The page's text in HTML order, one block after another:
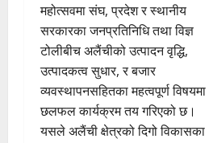
महोत्सवमा संघ, प्रदेश र स्थानीय
सरकारका जनप्रतिनिधि तथा विज्ञ
टोलीबीच अलैंचीको उत्पादन वृद्धि,
उत्पादकत्व सुधार, र बजार
व्यवस्थापनसहितका महत्वपूर्ण विषयमा
छलफल कार्यक्रम तय गरिएको छ।
यसले अलैंची क्षेत्रको दिगो विकासका